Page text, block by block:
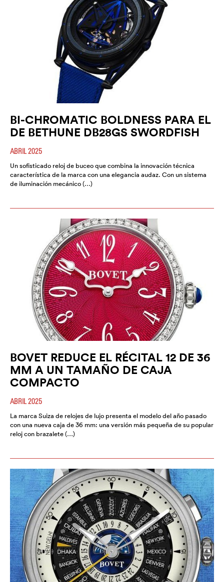
BI-CHROMATIC BOLDNESS PARA EL
DE BETHUNE DB28GS SWORDFISH
ABRIL 2025
Un sofisticado reloj de buceo que combina la innovación técnica
característica de la marca con una elegancia audaz. Con un sistema
de iluminación mecánico (…)
BOVET REDUCE EL RÉCITAL 12 DE 36
MM A UN TAMAÑO DE CAJA
COMPACTO
ABRIL 2025
La marca Suiza de relojes de lujo presenta el modelo del año pasado
con una nueva caja de 36 mm: una versión más pequeña de su popular
reloj con brazalete (…)